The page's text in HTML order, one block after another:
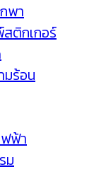
พา
ติกเกอร์
มร้อน
ฟ้า
ม